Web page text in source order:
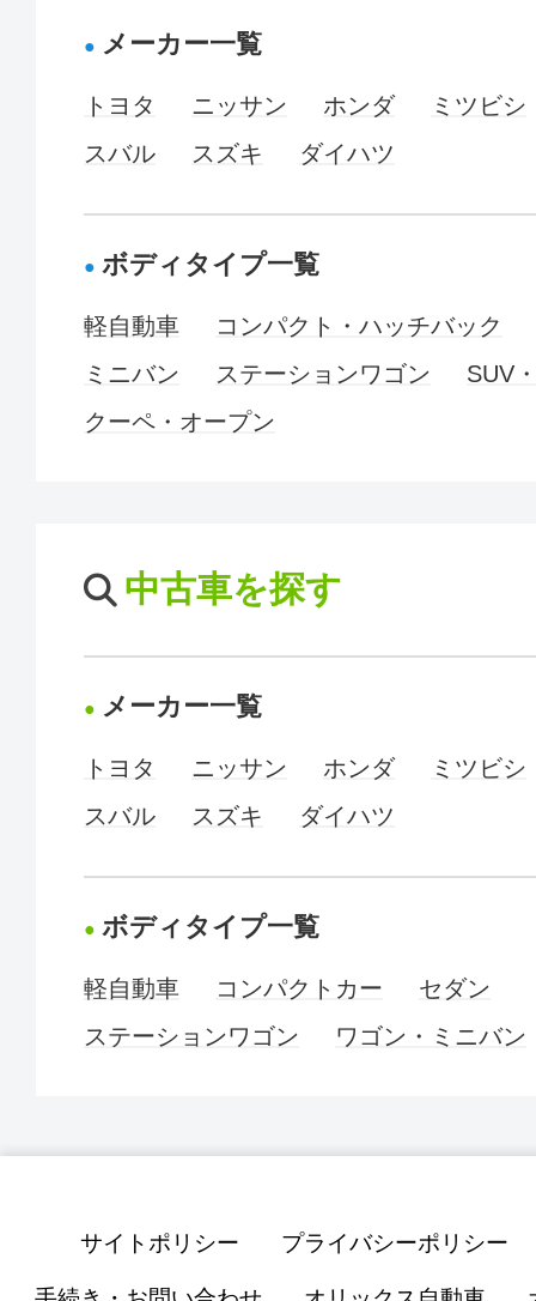
メーカー一覧
トヨタ ニッサン ホンダ
ミツビシ
スバル
スズキ ダイハツ
ボディタイプ一覧
軽自動車
コンパクト・ハッチバック
ミニバン
ステーションワゴン
SUV
クーペ・オープン
中古車を探す
メーカー一覧
トヨタ ニッサン ホンダ
ミツビシ
スバル
スズキ ダイハツ
ボディタイプ一覧
軽自動車 コンパクトカー
セダン
ステーションワゴン
ワゴン・ミニバン
サイトポリシー プライバシーポリシー